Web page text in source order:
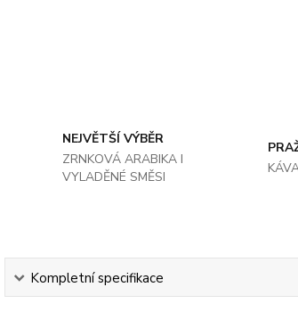
NEJVĚTŠÍ VÝBĚR
ZRNKOVÁ ARABIKA I
VYLADĚNÉ SMĚSI
Kompletní specifikace